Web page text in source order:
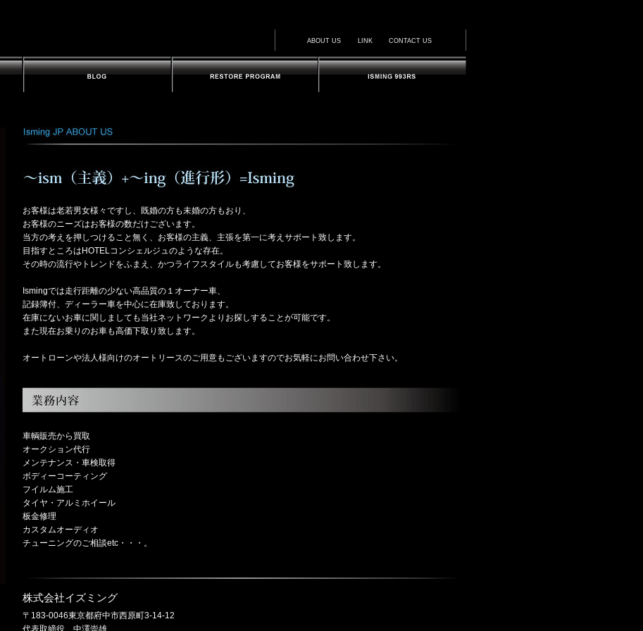
ABOUT US LINK CONTACT US
お客様は老若男女様々ですし、既婚の方も未婚の方もおり、
お客様のニーズはお客様の数だけございます。
当方の考えを押しつけること無く、お客様の主義、主張を第一に考えサポート致します。
目指すところはHOTELコンシェルジュのような存在。
その時の流行やトレンドをふまえ、かつライフスタイルも考慮してお客様をサポート致します。
Ismingでは走行距離の少ない高品質の１オーナー車、
記録簿付、ディーラー車を中心に在庫致しております。
在庫にないお車に関しましても当社ネットワークよりお探しすることが可能です。
また現在お乗りのお車も高価下取り致します。
オートローンや法人様向けのオートリースのご用意もございますのでお気軽にお問い合わせ下さい。
車輌販売から買取
オークション代行
メンテナンス・車検取得
ボディーコーティング
フイルム施工
タイヤ・アルミホイール
板金修理
カスタムオーディオ
チューニングのご相談etc・・・。
株式会社イズミング
〒183-0046東京都府中市西原町3-14-12
代表取締役 中澤崇雄